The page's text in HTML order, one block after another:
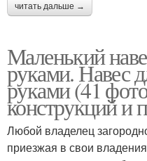
читать дальше →
Маленький
руками. Навес
руками (41
конструкций и
Любой владелец
приезжая в свои